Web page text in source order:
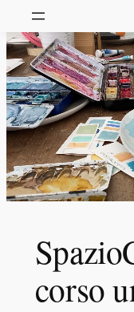
corso